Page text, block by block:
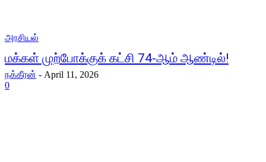
அரசியல்
மக்கள் முற்போக்குக் கட்சி 74-ஆம் ஆண்டில்!
நக்கீரன் - April 11, 2026
0